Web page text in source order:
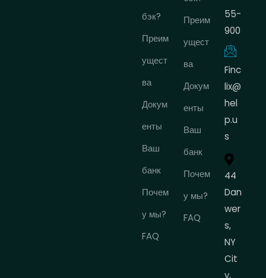
бэк?
Преим
ущест
ва
Докум
енты
Ваш
банк
Почем
у мы?
FAQ
Преим
ущест
ва
Докум
енты
Ваш
банк
Почем
у мы?
FAQ
55-
900
Finc
lix@
hel
p.u
s
44
Dan
wer
s,
NY
Cit
y,